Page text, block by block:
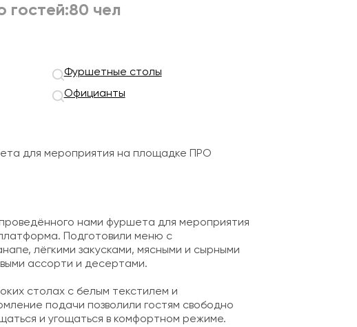
гостей:80 чел
Фуршетные столы
Официанты
для мероприятия на площадке ПРО
нами фуршета для мероприятия
Подготовили меню с
лёгкими закусками, мясными и сырными
ассорти и десертами.
столах с белым текстилем и
подачи позволили гостям свободно
и угощаться в комфортном режиме.